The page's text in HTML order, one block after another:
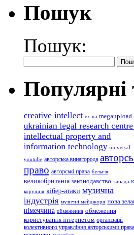
Пошук
Пошук:
Популярні
creative intellect ex.ua megaupload
ukrainian legal research
intellectual property and
information technology universal
youtube авторська винагорода
право авторські права бельгія
великобританія законодавство канада
корупція кібер-атаки музична
індустрія музичні мейджори нова
німеччина обмеження обмеження
користування інтернетом організації
колективного управління авторськими